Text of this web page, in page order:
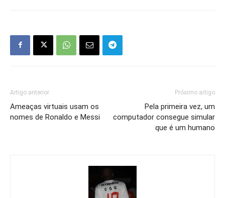
Artigo anterior
Ameaças virtuais usam os
nomes de Ronaldo e Messi
Próximo artigo
Pela primeira vez, um
computador consegue simular
que é um humano